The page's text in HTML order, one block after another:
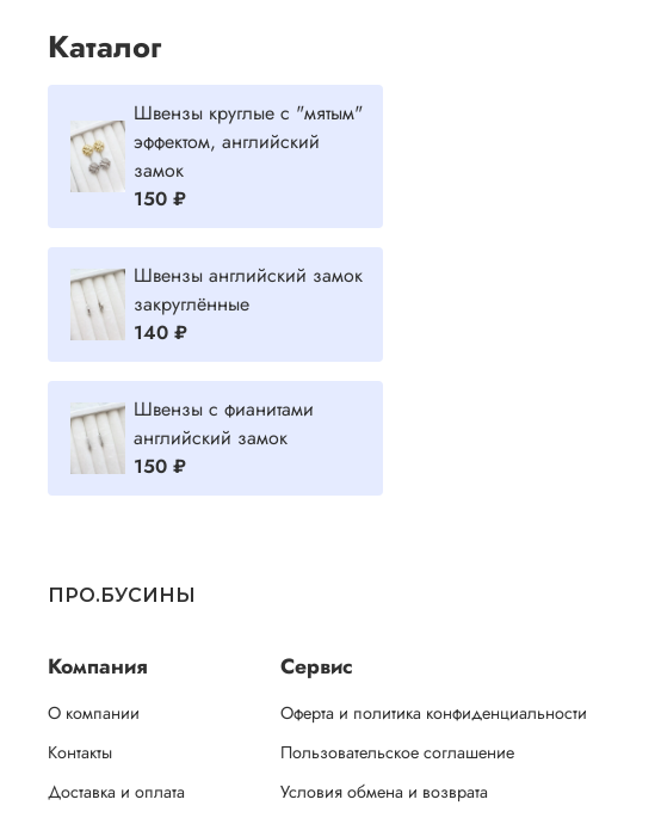
Каталог
Швензы круглые с "мятым"
эффектом, английский
замок
150 ₽
Швензы английский замок
закруглённые
140 ₽
Швензы с фианитами
английский замок
150 ₽
ПРО.БУСИНЫ
Компания
О компании
Контакты
Доставка и оплата
Сервис
Оферта и политика конфиденциальности
Пользовательское соглашение
Условия обмена и возврата